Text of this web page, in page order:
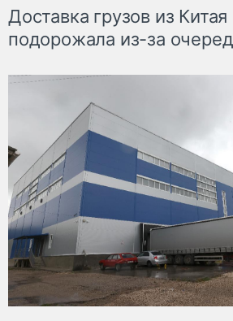
Доставка грузов из
подорожала из-за